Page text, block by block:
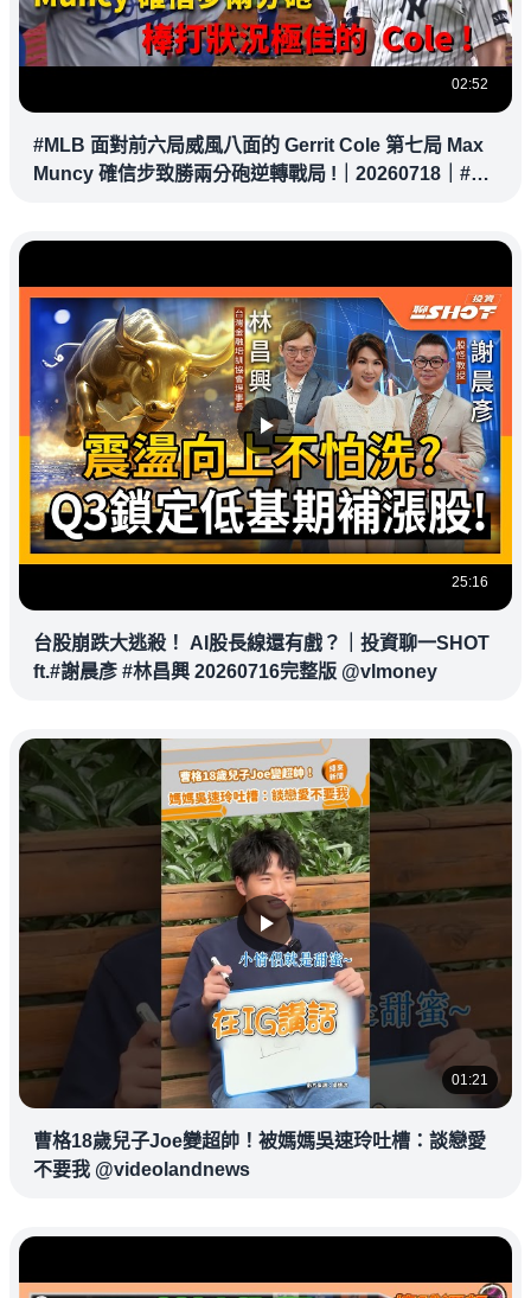
02:52
#MLB 面對前六局威風八面的 Gerrit Cole 第七局 Max
Muncy 確信步致勝兩分砲逆轉戰局 !｜20260718｜#洛
25:16
台股崩跌大逃殺！ AI股長線還有戲？｜投資聊一SHOT
ft.#謝晨彥 #林昌興 20260716完整版 @vlmoney
01:21
曹格18歲兒子Joe變超帥！被媽媽吳速玲吐槽：談戀愛
不要我 @videolandnews